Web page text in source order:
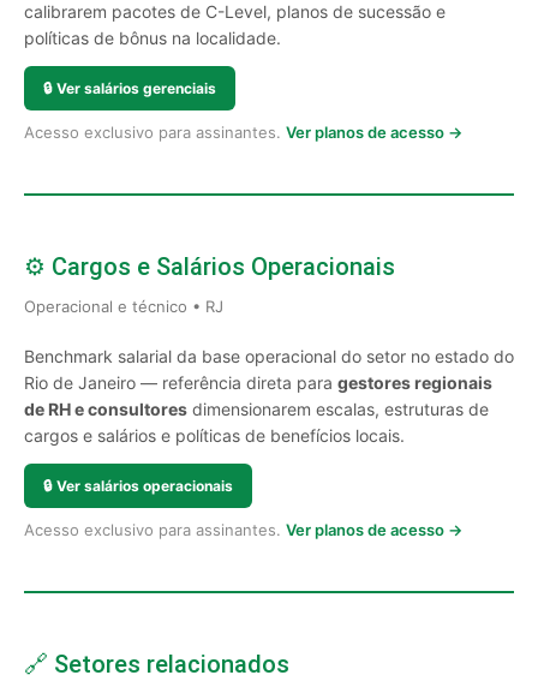
calibrarem pacotes de C-Level, planos de sucessão e
políticas de bônus na localidade.
🔒 Ver salários gerenciais
Acesso exclusivo para assinantes. Ver planos de acesso →
⚙️ Cargos e Salários Operacionais
Operacional e técnico • RJ
Benchmark salarial da base operacional do setor no estado do
Rio de Janeiro — referência direta para gestores regionais
de RH e consultores dimensionarem escalas, estruturas de
cargos e salários e políticas de benefícios locais.
🔒 Ver salários operacionais
Acesso exclusivo para assinantes. Ver planos de acesso →
🔗 Setores relacionados